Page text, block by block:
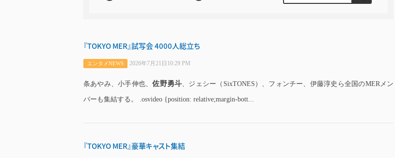
『TOKYO MER』試写会 4000人総立ち
エンタメNEWS 2026年7月21日10:29 PM
条あやみ、小手伸也、佐野勇斗、ジェシー（SixTONES）、フォンチー、伊藤淳史ら全国のMERメン
バーも集結する。 .osvideo {position: relative;margin-bott...
『TOKYO MER』豪華キャスト集結